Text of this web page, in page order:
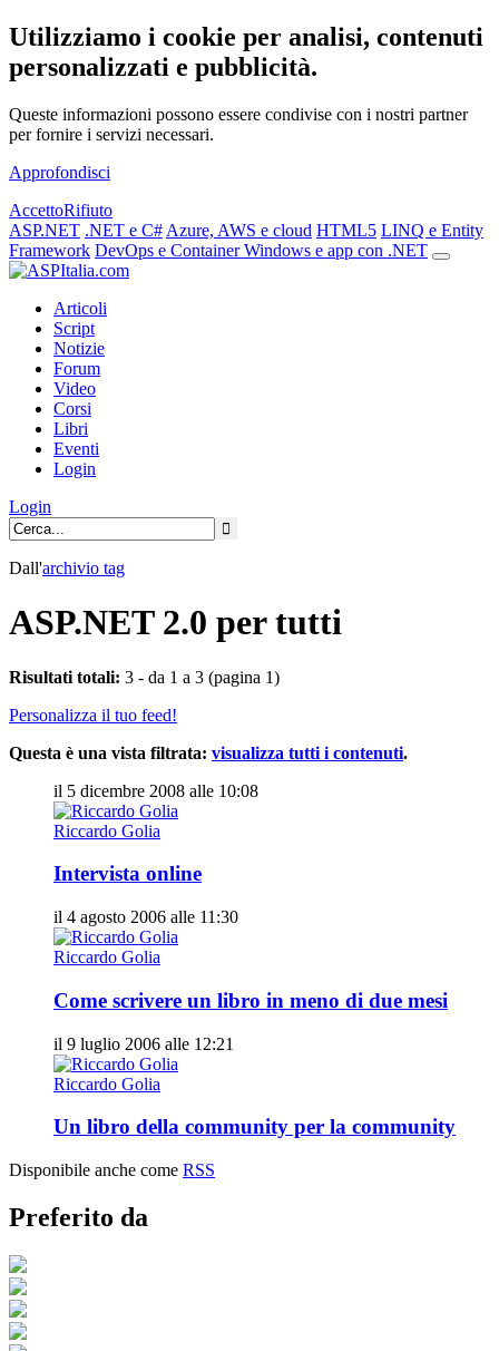
Utilizziamo i cookie per analisi, contenuti
personalizzati e pubblicità.
Queste informazioni possono essere condivise con i nostri partner
per fornire i servizi necessari.
Approfondisci
AccettoRifiuto
ASP.NET .NET e C# Azure, AWS e cloud HTML5 LINQ e Entity
Framework DevOps e ContainerWindows e app con .NET
Articoli
Script
Notizie
Forum
Video
Corsi
Libri
Eventi
Login
Login
Dall'archivio tag
ASP.NET 2.0 per tutti
Risultati totali: 3 - da 1 a 3 (pagina 1)
Personalizza il tuo feed!
Questa è una vista filtrata: visualizza tutti i contenuti.
il 5 dicembre 2008 alle 10:08
Riccardo Golia
Intervista online
il 4 agosto 2006 alle 11:30
Riccardo Golia
Come scrivere un libro in meno di due mesi
il 9 luglio 2006 alle 12:21
Riccardo Golia
Un libro della community per la community
Disponibile anche come RSS
Preferito da